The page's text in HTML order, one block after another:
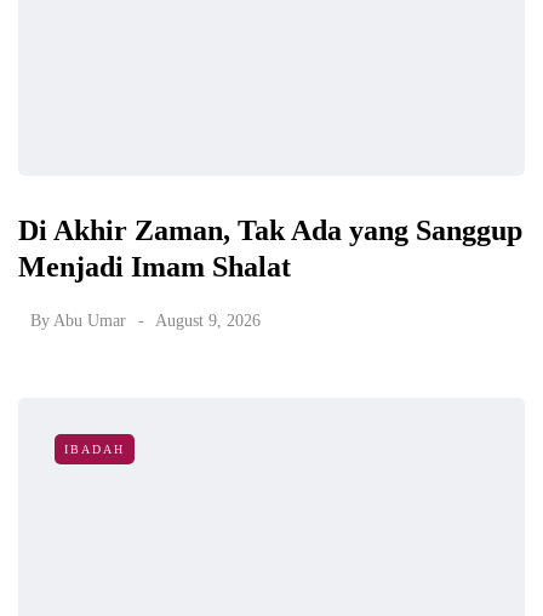
Di Akhir Zaman, Tak Ada yang Sanggup
Menjadi Imam Shalat
By Abu Umar August 9, 2026
IBADAH